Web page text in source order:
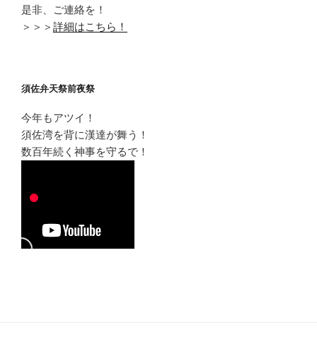
是非、ご連絡を！
＞＞＞ 詳細はこちら！
須佐弁天祭前夜祭
今年もアツイ！
須佐湾を背に漢達が舞う！
数百年続く神事を守るで！